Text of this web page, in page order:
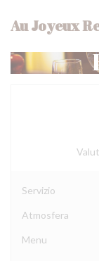
Au Joyeux
Servizio
Atmosfera
Menu